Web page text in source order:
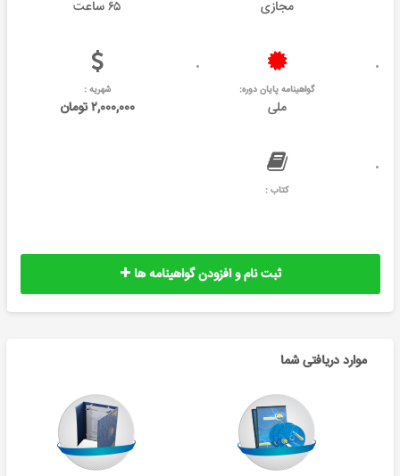
مجازی ۶۵ ساعت
گواهینامه پایان دوره:
ملی
شهریه :
۲,۰۰۰,۰۰۰ تومان
کتاب :
ثبت نام و افزودن گواهینامه ها
موارد دریافتی شما